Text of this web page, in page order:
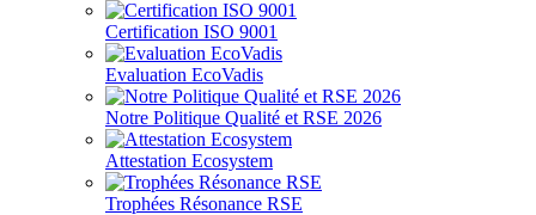
Certification ISO 9001
Evaluation EcoVadis
Notre Politique Qualité et RSE 2026
Attestation Ecosystem
Trophées Résonance RSE